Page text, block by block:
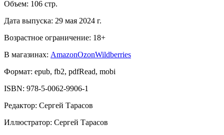
Объем: 106 стр.
Дата выпуска: 29 мая 2024 г.
Возрастное ограничение: 18+
В магазинах: AmazonOzonWildberries
Формат: epub, fb2, pdfRead, mobi
ISBN: 978-5-0062-9906-1
Редактор: Сергей Тарасов
Иллюстратор: Сергей Тарасов